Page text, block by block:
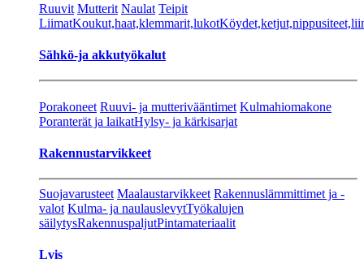
Ruuvit Mutterit Naulat Teipit
LiimatKoukut,haat,klemmarit,lukot
Sähkö-ja akkutyökalut
Porakoneet Ruuvi- ja mutterivääntimet Kulmahiomakone
Poranterät ja laikatHylsy- ja kärkisarjat
Rakennustarvikkeet
Suojavarusteet Maalaustarvikkeet Rakennuslämmittimet ja -
valot Kulma- ja naulauslevytTyökalujen
säilytysRakennuspaljutPintamateriaalit
Lvis